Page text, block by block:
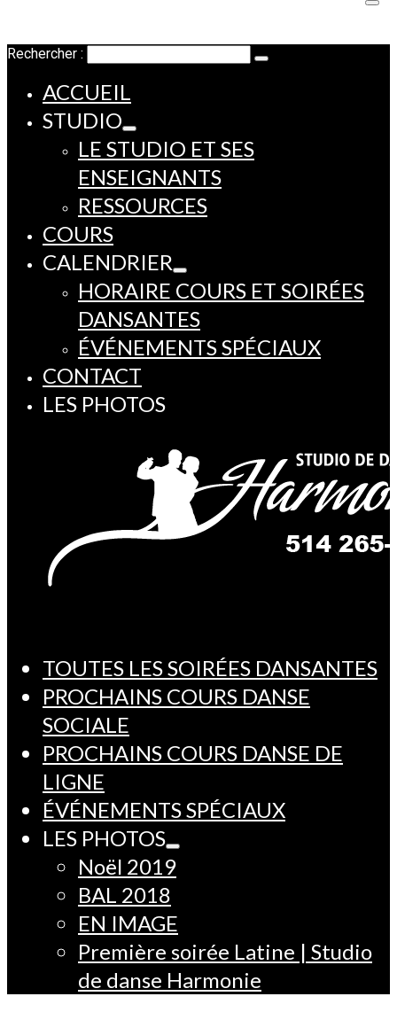
Rechercher :
ACCUEIL
STUDIO
LE STUDIO ET SES
ENSEIGNANTS
RESSOURCES
COURS
CALENDRIER
HORAIRE COURS ET SOIRÉES
DANSANTES
ÉVÉNEMENTS SPÉCIAUX
CONTACT
LES PHOTOS
TOUTES LES SOIRÉES DANSANTES
PROCHAINS COURS DANSE
SOCIALE
PROCHAINS COURS DANSE DE
LIGNE
ÉVÉNEMENTS SPÉCIAUX
LES PHOTOS
Noël 2019
BAL 2018
EN IMAGE
Première soirée Latine | Studio
de danse Harmonie